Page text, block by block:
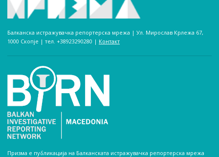
Балканска истражувачка репортерска мрежа | Ул. Мирослав Крлежа 67,
1000 Скопје | тел. +38923290280­ | Контакт
Призма е публикација на Балканската истражувачка репортерска мрежа